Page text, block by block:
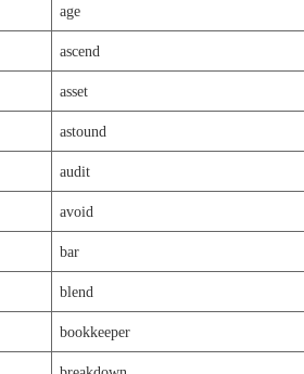
age
ascend
asset
astound
audit
avoid
bar
blend
bookkeeper